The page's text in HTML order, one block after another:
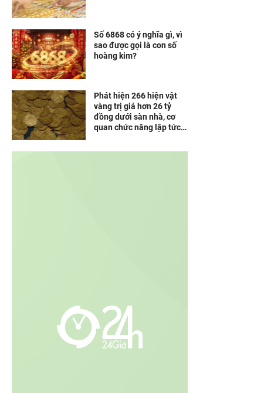
Số 6868 có ý nghĩa gì, vì
sao được gọi là con số
hoàng kim?
Phát hiện 266 hiện vật
vàng trị giá hơn 26 tỷ
đồng dưới sàn nhà, cơ
quan chức năng lập tức